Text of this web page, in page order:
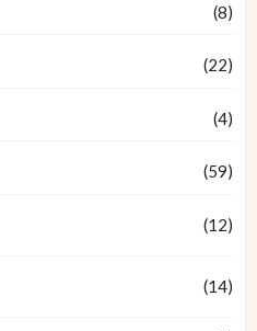
(8)
(22)
(4)
(59)
(12)
(14)